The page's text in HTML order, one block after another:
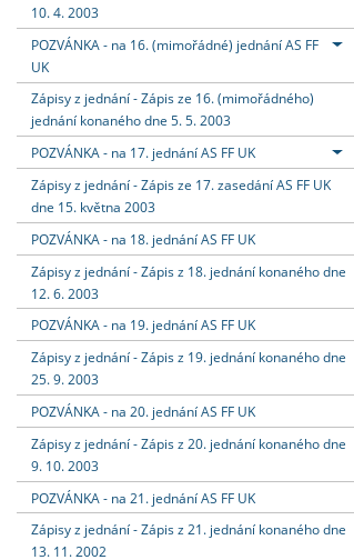
10. 4. 2003
POZVÁNKA - na 16. (mimořádné) jednání AS FF
UK
Zápisy z jednání - Zápis ze 16. (mimořádného)
jednání konaného dne 5. 5. 2003
POZVÁNKA - na 17. jednání AS FF UK
Zápisy z jednání - Zápis ze 17. zasedání AS FF UK
dne 15. května 2003
POZVÁNKA - na 18. jednání AS FF UK
Zápisy z jednání - Zápis z 18. jednání konaného dne
12. 6. 2003
POZVÁNKA - na 19. jednání AS FF UK
Zápisy z jednání - Zápis z 19. jednání konaného dne
25. 9. 2003
POZVÁNKA - na 20. jednání AS FF UK
Zápisy z jednání - Zápis z 20. jednání konaného dne
9. 10. 2003
POZVÁNKA - na 21. jednání AS FF UK
Zápisy z jednání - Zápis z 21. jednání konaného dne
13. 11. 2002